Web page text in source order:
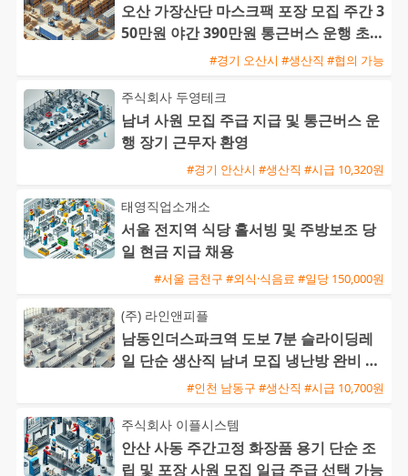
오산 가장산단 마스크팩 포장 모집 주간 3
50만원 야간 390만원 통근버스 운행 초보
#경기 오산시 #생산직 #협의 가능
주식회사 두영테크
남녀 사원 모집 주급 지급 및 통근버스 운
행 장기 근무자 환영
#경기 안산시 #생산직 #시급 10,320원
태영직업소개소
서울 전지역 식당 홀서빙 및 주방보조 당
일 현금 지급 채용
#서울 금천구 #외식·식음료 #일당 150,000원
(주) 라인앤피플
남동인더스파크역 도보 7분 슬라이딩레
일 단순 생산직 남녀 모집 냉난방 완비 주
급 신청 가능#인천 남동구 #생산직 #시급 10,700원
주식회사 이플시스템
안산 사동 주간고정 화장품 용기 단순 조
립 및 포장 사원 모집 일급 주급 선택 가능